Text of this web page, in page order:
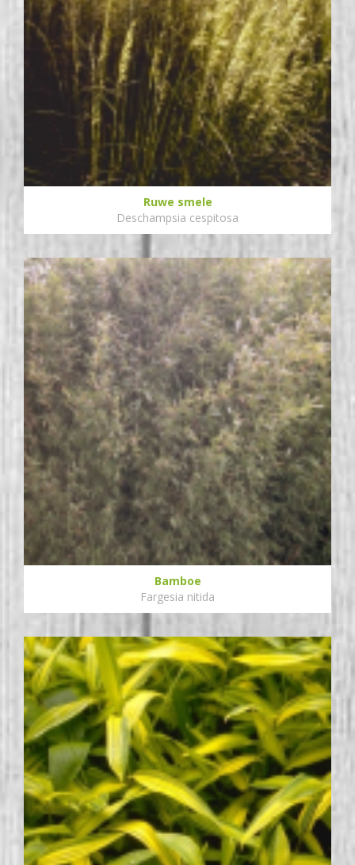
Ruwe smele
Deschampsia cespitosa
Bamboe
Fargesia nitida